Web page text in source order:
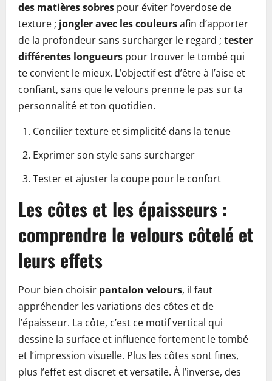
des matières sobres pour éviter l’overdose de
texture ; jongler avec les couleursafin d’apporter
de la profondeur sans surcharger le regard ; tester
différentes longueurs pour trouver le tombé qui
te convient le mieux. L’objectif est d’être à l’aise et
confiant, sans que le velours prenne le pas sur ta
personnalité et ton quotidien.
Concilier texture et simplicité dans la tenue
Exprimer son style sans surcharger
Tester et ajuster la coupe pour le confort
Les côtes et les épaisseurs :
comprendre le velours côtelé et
leurs effets
Pour bien choisir pantalon velours, il faut
appréhender les variations des côtes et de
l’épaisseur. La côte, c’est ce motif vertical qui
dessine la surface et influence fortement le tombé
et l’impression visuelle. Plus les côtes sont fines,
plus l’effet est discret et versatile. À l’inverse, des